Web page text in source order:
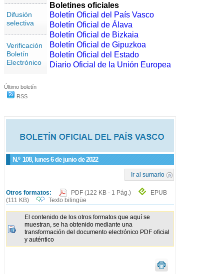
Difusión
selectiva
Verificación
Boletín
Electrónico
Último boletín
RSS
N.º 108, lunes 6 de junio de 2022
Ir al sumario
Otros formatos: PDF (122 KB - 1 Pág.)
EPUB
(111 KB)
Texto bilingüe
El contenido de los otros formatos que aquí se
muestran, se ha obtenido mediante una
transformación del documento electrónico PDF oficial
y auténtico
Boletines oficiales
Boletín Oficial del País Vasco
Boletín Oficial de Álava
Boletín Oficial de Bizkaia
Boletín Oficial de Gipuzkoa
Boletín Oficial del Estado
Diario Oficial de la Unión Europea